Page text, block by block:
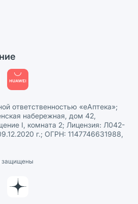
обработки персональных данных
ответственностью «еАптека»;
набережная, дом 42,
I, комната 2; Лицензия: Л042-
г.; ОГРН: 1147746631988,
защищены